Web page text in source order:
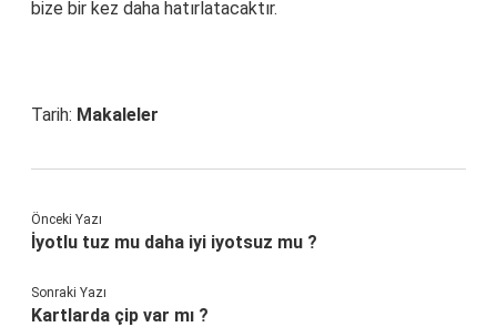
bize bir kez daha hatırlatacaktır.
Tarih: Makaleler
Önceki Yazı
İyotlu tuz mu daha iyi iyotsuz mu ?
Sonraki Yazı
Kartlarda çip var mı ?